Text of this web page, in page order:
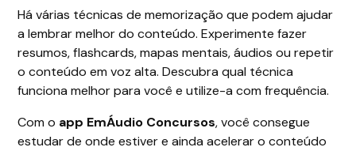
Há várias técnicas de memorização que podem ajudar
a lembrar melhor do conteúdo. Experimente fazer
resumos, flashcards, mapas mentais, áudios ou repetir
o conteúdo em voz alta. Descubra qual técnica
funciona melhor para você e utilize-a com frequência.
Com o app EmÁudio Concursos, você consegue
estudar de onde estiver e ainda acelerar o conteúdo